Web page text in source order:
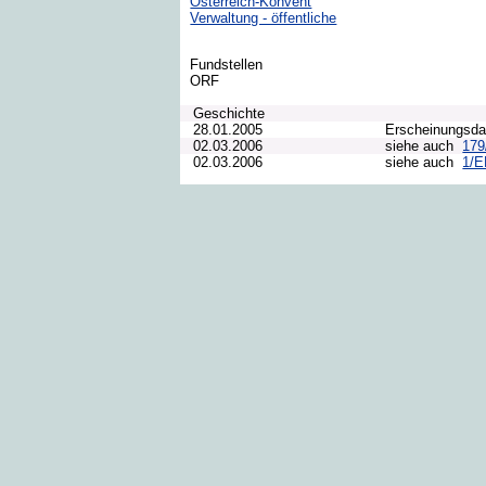
Verwaltung - öffentliche
Fundstellen
ORF
Geschichte
28.01.2005
02.03.2006
siehe auch
02.03.2006
siehe auch 1/